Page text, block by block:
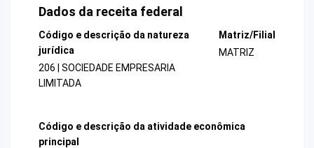
Dados da receita federal
Código e descrição da natureza
jurídica
206 | SOCIEDADE EMPRESARIA
LIMITADA
Matriz/Filial
MATRIZ
Código e descrição da atividade econômica
principal